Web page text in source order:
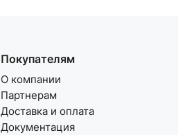
Покупателям
О компании
Партнерам
Доставка и оплата
Документация